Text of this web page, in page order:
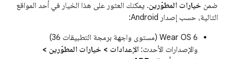
ضمن خيارات المطوّرين. يمكنك العثور على هذا الخيار في أحد المواقع
التالية، حسب إصدار Android:
Wear OS 6 (مستوى واجهة برمجة التطبيقات 36)
والإصدارات الأحدث: الإعدادات > خيارات المطوّرين >